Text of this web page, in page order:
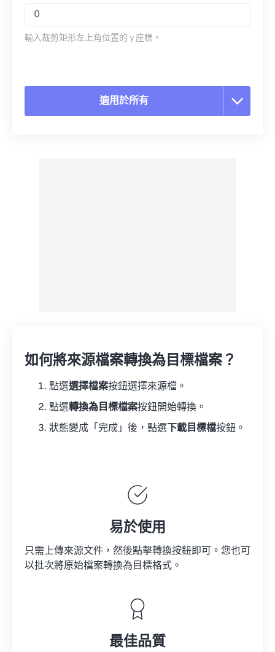
輸入裁剪矩形左上角位置的 y 座標。
適用於所有
如何將來源檔案轉換為目標檔案？
點選選擇檔案按鈕選擇來源檔。
點選轉換為目標檔案按鈕開始轉換。
狀態變成「完成」後，點選 下載目標檔按鈕。
易於使用
只需上傳來源文件，然後點擊轉換按鈕即可。您也可
以批次將原始檔案轉換為目標格式。
最佳品質